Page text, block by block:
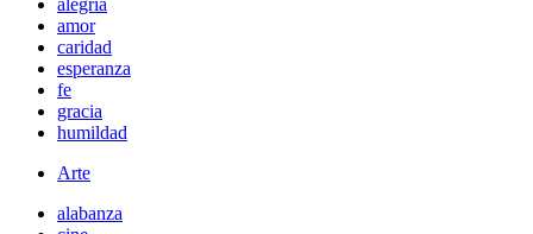
alegria
amor
caridad
esperanza
fe
gracia
humildad
Arte
alabanza